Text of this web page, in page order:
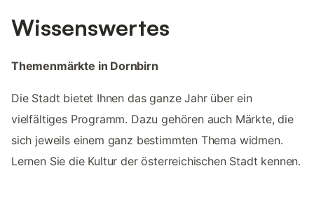
Wissenswertes
Themenmärkte in Dornbirn
Die Stadt bietet Ihnen das ganze Jahr über ein
vielfältiges Programm. Dazu gehören auch Märkte, die
sich jeweils einem ganz bestimmten Thema widmen.
Lernen Sie die Kultur der österreichischen Stadt kennen.